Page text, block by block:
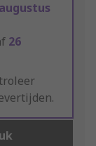
26